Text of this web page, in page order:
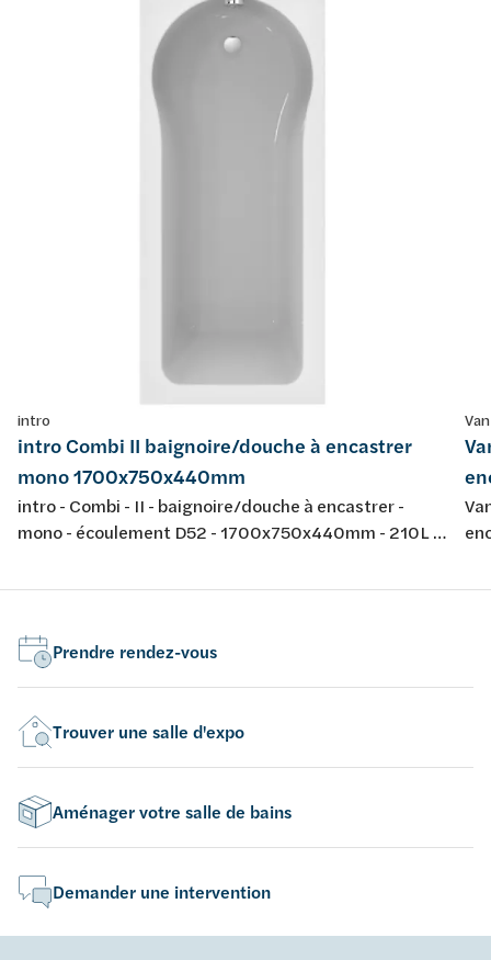
intro
intro Combi II baignoire/douche à encastrer
mono 1700x750x440mm
intro - Combi - II - baignoire/douche à encastrer -
mono - écoulement D52 - 1700x750x440mm - 210L -
conforme aux normes européennes EN 198 , EN 232 &
Prendre rendez-vous
Trouver une salle d'expo
Aménager votre salle de bains
Demander une intervention